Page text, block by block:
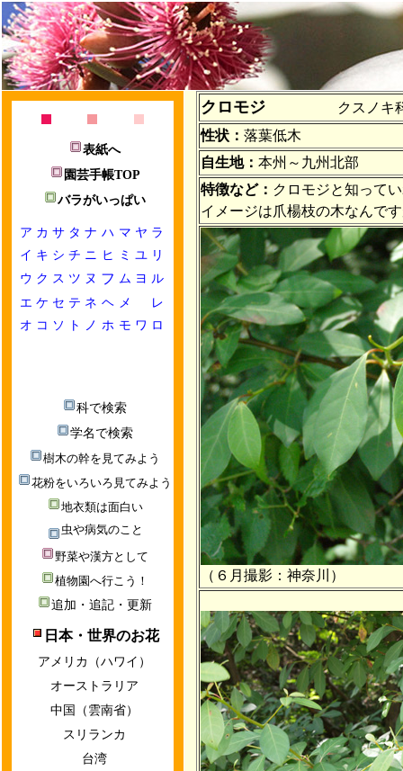
表紙へ
園芸手帳TOP
バラがいっぱい
ア カ サ タ ナ ハ マ ヤ ラ
イ キ シ チ ニ ヒ ミ ユ リ
ウ ク ス ツ ヌ フ ム ヨ ル
エ ケ セ テ ネ ヘ メ
レ
オ コ ソ ト ノ ホ モ ワ ロ
科で検索
学名で検索
樹木の幹を見てみよう
花粉をいろいろ見てみよう
地衣類は面白い
虫や病気のこと
野菜や漢方として
植物園へ行こう！
追加・追記・更新
日本・世界のお花
アメリカ（ハワイ）
オーストラリア
中国（雲南省）
スリランカ
台湾
クロモジ クスノキ科
性状： 落葉低木
自生地： 本州～九州北部
特徴など： クロモジと知って
イメージは爪楊枝の木なんで
（６月撮影：神奈川）